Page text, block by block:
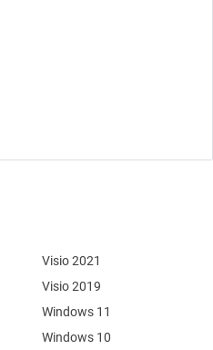
Visio 2021
Visio 2019
Windows 11
Windows 10